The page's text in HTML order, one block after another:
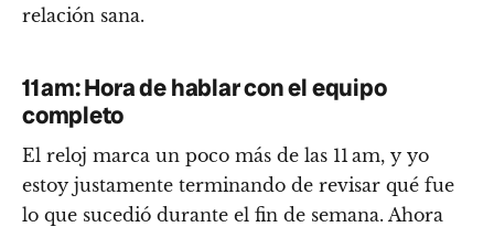
relación sana.
11 am: Hora de hablar con el equipo
completo
El reloj marca un poco más de las 11 am, y yo
estoy justamente terminando de revisar qué fue
lo que sucedió durante el fin de semana. Ahora